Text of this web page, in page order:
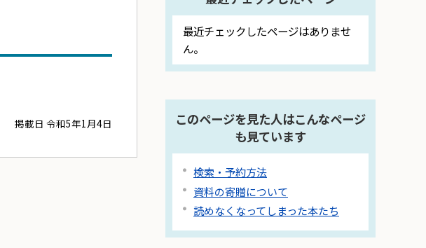
掲載日 令和5年1月4日
最近チェックしたページはありませ
ん。
このページを見た人はこんなページ
も見ています
検索・予約方法
資料の寄贈について
読めなくなってしまった本たち